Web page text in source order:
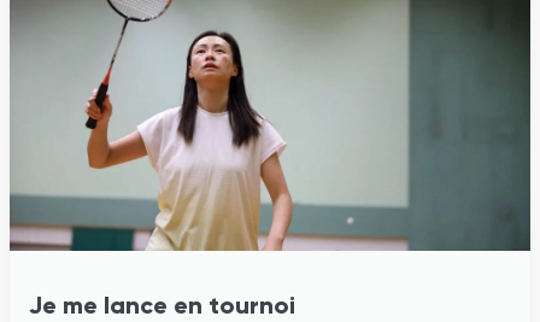
Je me lance en tournoi